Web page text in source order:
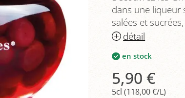
dans une liqueur
salées et
détail
en stock
5,90 €
5cl (118,00 €/L)